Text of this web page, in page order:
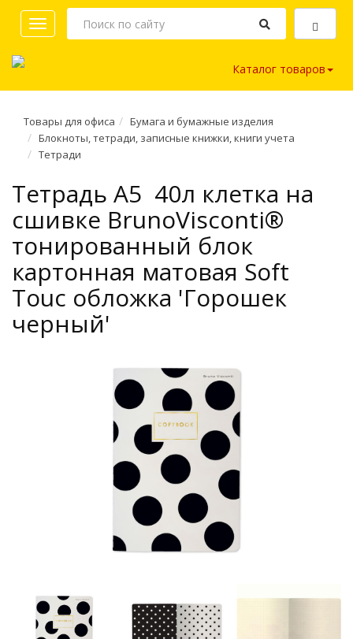
Toggle
navigation
Каталог товаров
Товары для офиса
Бумага и бумажные изделия
Блокноты, тетради, записные книжки, книги учета
Тетради
Тетрадь A5 40л клетка на
сшивке BrunoVisconti®
тонированный блок
картонная матовая Soft
Touc обложка 'Горошек
черный'